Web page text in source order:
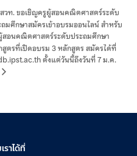
วท. ขอเชิญครูผู้สอนคณิตศาสตร์ระดับ
มศึกษาสมัครเข้าอบรมออนไลน์ สำหรับ
สอนคณิตศาสตร์ระดับประถมศึกษา
ตรที่เปิดอบรม 3 หลักสูตร สมัครได้ที่
ตั้งแต่วันนี้ถึงวันที่ 7 ม.ค.
ราได้ที่